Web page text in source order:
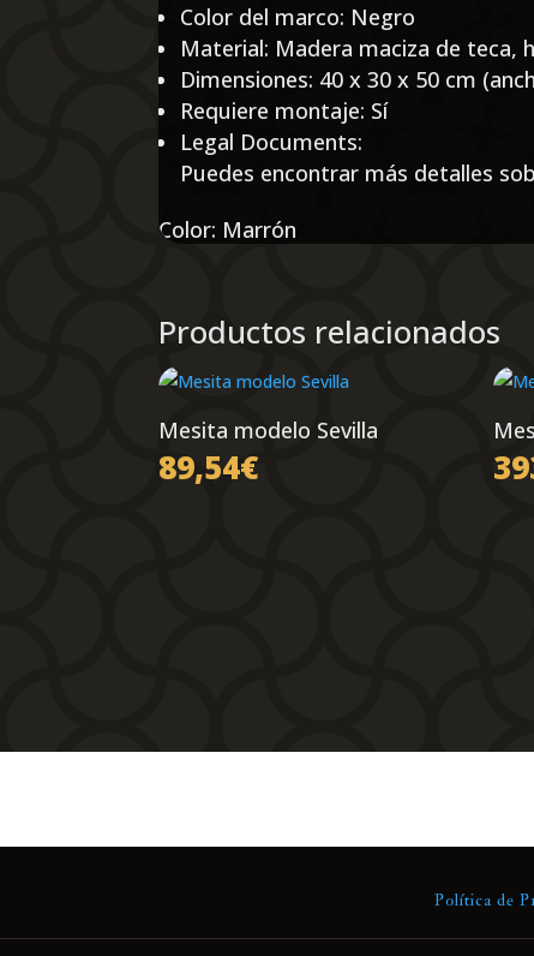
Color del marco: Negro
Material: Madera maciza de teca,
Dimensiones: 40 x 30 x 50 cm
Requiere montaje: Sí
Legal Documents:
Puedes encontrar más detalles
Color: Marrón
Productos relacionados
Mesita modelo Sevilla
89,54€
Política de